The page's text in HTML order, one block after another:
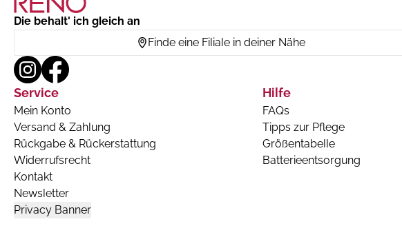
Die behalt' ich gleich an
Finde eine Filiale in deiner Nähe
Service
Mein Konto
Versand & Zahlung
Rückgabe & Rückerstattung
Widerrufsrecht
Kontakt
Newsletter
Privacy Banner
Hilfe
FAQs
Tipps zur Pflege
Größentabelle
Batterieentsorgung